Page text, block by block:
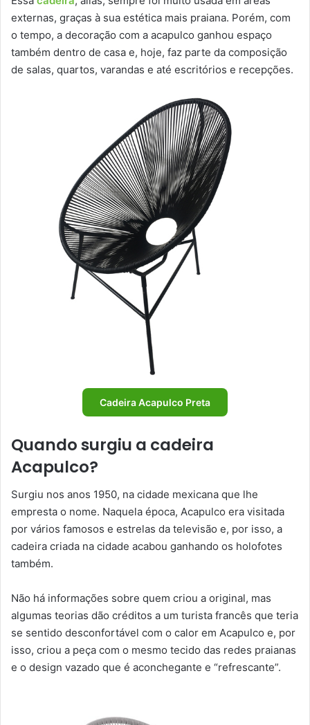
externas, graças à sua estética mais praiana. Porém, com
o tempo, a decoração com a acapulco ganhou espaço
também dentro de casa e, hoje, faz parte da composição
de salas, quartos, varandas e até escritórios e recepções.
Cadeira Acapulco Preta
Quando surgiu a cadeira
Acapulco?
Surgiu nos anos 1950, na cidade mexicana que lhe
empresta o nome. Naquela época, Acapulco era visitada
por vários famosos e estrelas da televisão e, por isso, a
cadeira criada na cidade acabou ganhando os holofotes
também.
Não há informações sobre quem criou a original, mas
algumas teorias dão créditos a um turista francês que teria
se sentido desconfortável com o calor em Acapulco e, por
isso, criou a peça com o mesmo tecido das redes praianas
e o design vazado que é aconchegante e “refrescante”.